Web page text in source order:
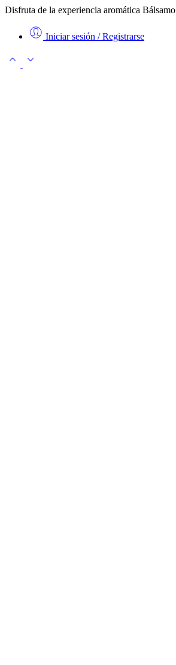
Disfruta de la experiencia aromática Bálsamo
Iniciar sesión / Registrarse